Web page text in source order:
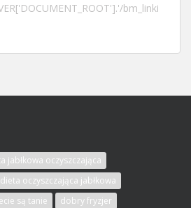
bm_linki
jabłkowa oczyszczająca
dieta oczyszczająca jabłkowa
są tanie
dobry fryzjer